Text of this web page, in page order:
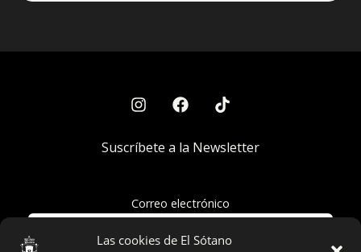
Las cookies de El Sótano
Suscríbete a la Newsletter
Correo electrónico